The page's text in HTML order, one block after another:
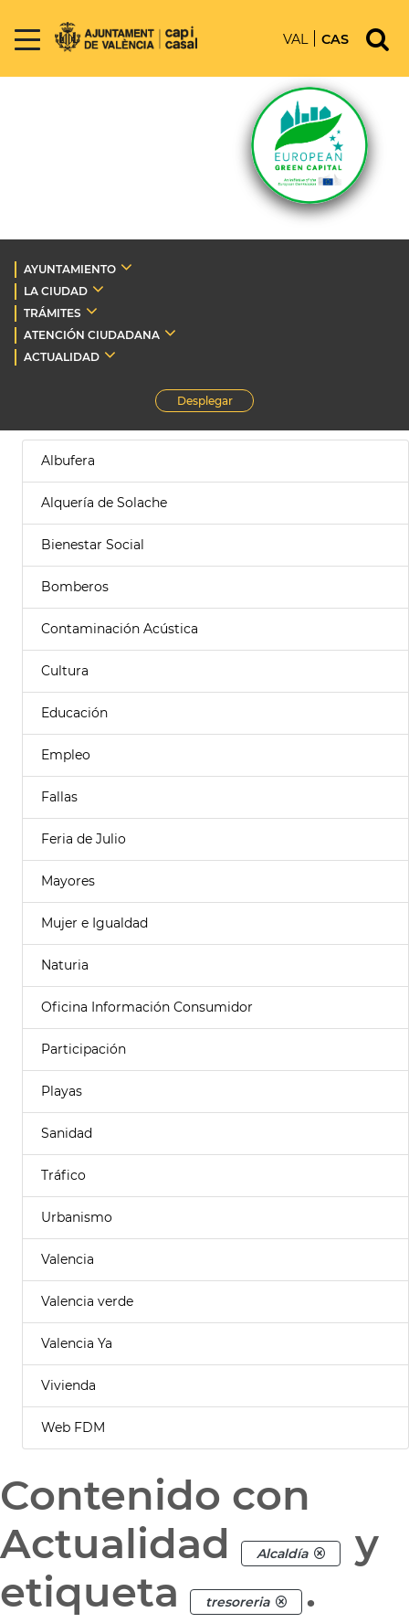
VAL CAS
AYUNTAMIENTO
LA CIUDAD
TRÁMITES
ATENCIÓN CIUDADANA
ACTUALIDAD
Desplegar
Albufera
Alquería de Solache
Bienestar Social
Bomberos
Contaminación Acústica
Cultura
Educación
Empleo
Fallas
Feria de Julio
Mayores
Mujer e Igualdad
Naturia
Oficina Información Consumidor
Participación
Playas
Sanidad
Tráfico
Urbanismo
Valencia
Valencia verde
Valencia Ya
Vivienda
Web FDM
Contenido con
Actualidad
Alcaldía
y
etiqueta
tresoreria .